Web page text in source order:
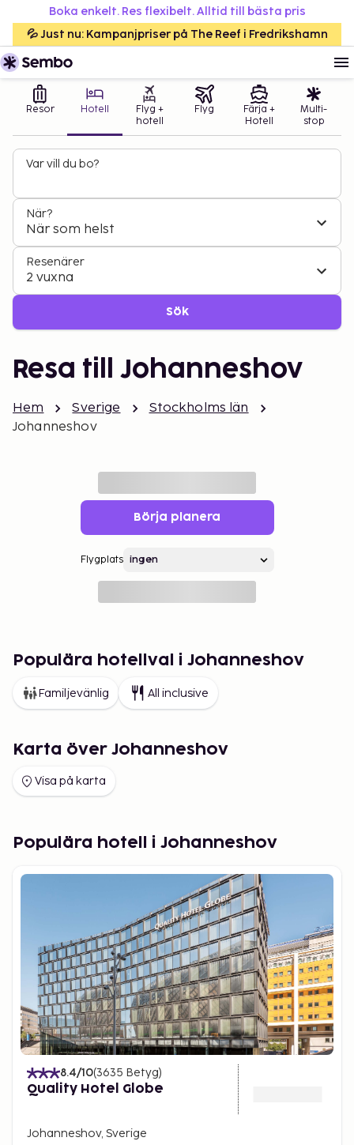
Boka enkelt. Res flexibelt. Alltid till bästa pris
💦 Just nu: Kampanjpriser på The Reef i Fredrikshamn
Resor Hotell
Flyg +
hotell
Flyg
Färja +
Hotell
Multi-
stop
Var vill du bo?
När?
När som helst
Resenärer
2 vuxna
Sök
Resa till Johanneshov
Hem Sverige
Stockholms län
Johanneshov
Börja planera
Flygplats
Populära hotellval i Johanneshov
Familjevänlig All inclusive
Karta över Johanneshov
Visa på karta
Populära hotell i Johanneshov
8.4/10(3635 Betyg)
Quality Hotel Globe
Johanneshov, Sverige